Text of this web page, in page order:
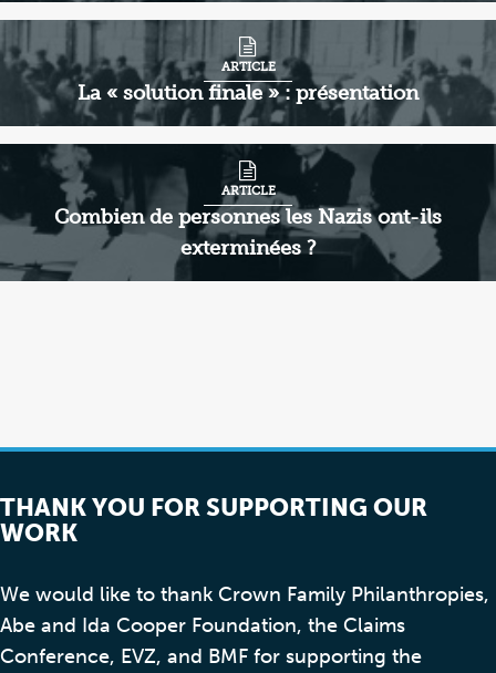
La « solution finale » : présentation
ARTICLE
Combien de personnes les Nazis ont-ils
exterminées ?
ARTICLE
THANK YOU FOR SUPPORTING OUR
WORK
We would like to thank Crown Family Philanthropies,
Abe and Ida Cooper Foundation, the Claims
Conference, EVZ, and BMF for supporting the